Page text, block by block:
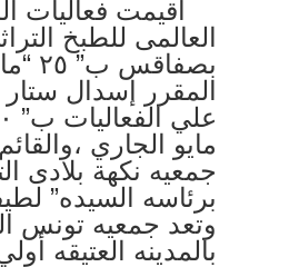
أقيمت فعاليات
العالمى للطبخ
المقرر إسدال ستار
مايو الجاري
جمعيه نكهة بلادى
برئاسه السيده”
وتعد جمعيه تونس
بالمدينه العتيقه